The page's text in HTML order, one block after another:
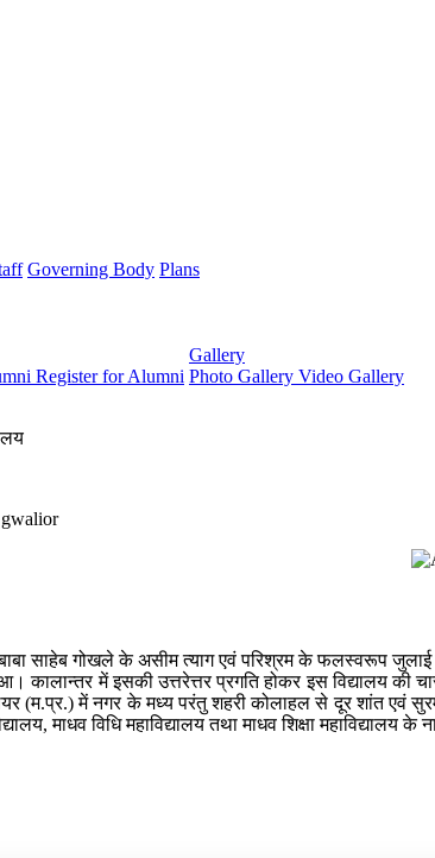
Governing Body Plans
Register for Alumni
Gallery
Photo Gallery Video Gallery
बाबा साहेब गोखले के असीम त्याग एवं परिश्रम के फलस्वरूप
कालान्तर में इसकी उत्तरेत्तर प्रगति होकर इस विद्यालय
(म.प्र.) में नगर के मध्य परंतु शहरी कोलाहल से दूर शांत एवं
माधव विधि महाविद्यालय तथा माधव शिक्षा